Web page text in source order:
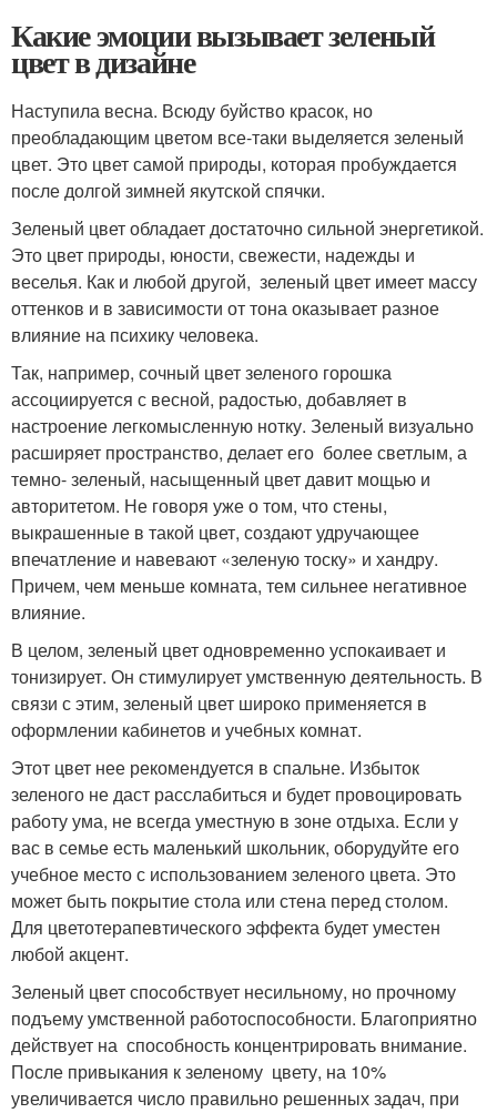
Какие эмоции вызывает зеленый
цвет в дизайне
Наступила весна. Всюду буйство красок, но
преобладающим цветом все-таки выделяется зеленый
цвет. Это цвет самой природы, которая пробуждается
после долгой зимней якутской спячки.
Зеленый цвет обладает достаточно сильной энергетикой.
Это цвет природы, юности, свежести, надежды и
веселья. Как и любой другой, зеленый цвет имеет массу
оттенков и в зависимости от тона оказывает разное
влияние на психику человека.
Так, например, сочный цвет зеленого горошка
ассоциируется с весной, радостью, добавляет в
настроение легкомысленную нотку. Зеленый визуально
расширяет пространство, делает его более светлым, а
темно- зеленый, насыщенный цвет давит мощью и
авторитетом. Не говоря уже о том, что стены,
выкрашенные в такой цвет, создают удручающее
впечатление и навевают «зеленую тоску» и хандру.
Причем, чем меньше комната, тем сильнее негативное
влияние.
В целом, зеленый цвет одновременно успокаивает и
тонизирует. Он стимулирует умственную деятельность. В
связи с этим, зеленый цвет широко применяется в
оформлении кабинетов и учебных комнат.
Этот цвет нее рекомендуется в спальне. Избыток
зеленого не даст расслабиться и будет провоцировать
работу ума, не всегда уместную в зоне отдыха. Если у
вас в семье есть маленький школьник, оборудуйте его
учебное место с использованием зеленого цвета. Это
может быть покрытие стола или стена перед столом.
Для цветотерапевтического эффекта будет уместен
любой акцент.
Зеленый цвет способствует несильному, но прочному
подъему умственной работоспособности. Благоприятно
действует на способность концентрировать внимание.
После привыкания к зеленому цвету, на 10%
увеличивается число правильно решенных задач, при